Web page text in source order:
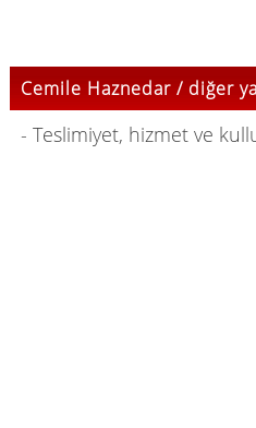
Cemile Haznedar / diğer
- Teslimiyet, hizmet ve